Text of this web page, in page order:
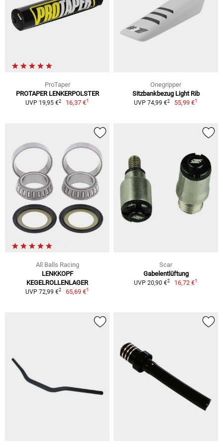
ProTaper
PROTAPER LENKERPOLSTER
UVP 19,95 €2 16,37 €1
Onegripper
Sitzbankbezug Light Rib
UVP 74,99 €2 55,99 €1
All Balls Racing
LENKKOPF
KEGELROLLENLAGER
UVP 72,99 €2 65,69 €1
Scar
Gabelentlüftung
UVP 20,90 €2 16,72 €1